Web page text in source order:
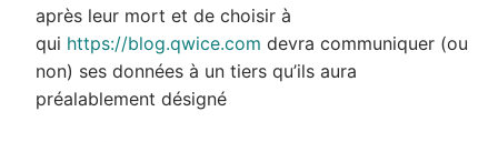
après leur mort et de choisir à
qui https://blog.qwice.com devra communiquer (ou
non) ses données à un tiers qu’ils aura
préalablement désigné